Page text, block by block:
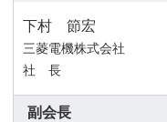
下村 節宏
三菱電機株式会社
社 長
副会長